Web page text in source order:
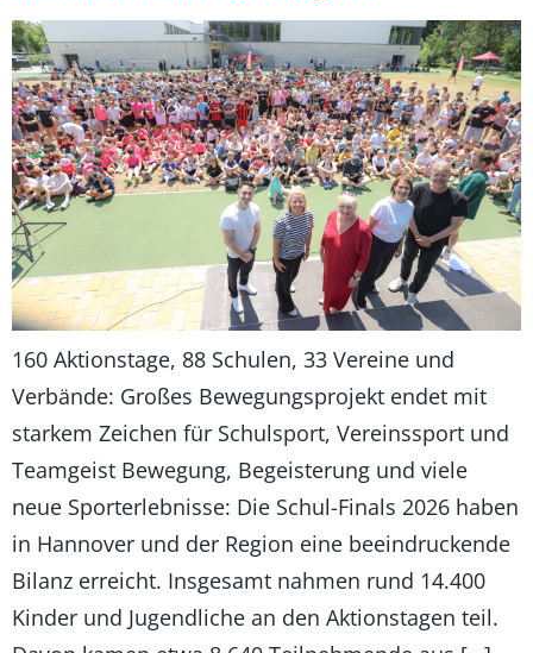
160 Aktionstage, 88 Schulen, 33 Vereine und
Verbände: Großes Bewegungsprojekt endet mit
starkem Zeichen für Schulsport, Vereinssport und
Teamgeist Bewegung, Begeisterung und viele
neue Sporterlebnisse: Die Schul-Finals 2026 haben
in Hannover und der Region eine beeindruckende
Bilanz erreicht. Insgesamt nahmen rund 14.400
Kinder und Jugendliche an den Aktionstagen teil.